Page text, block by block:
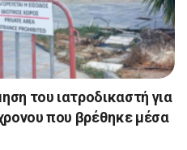
του ιατροδικαστή για
που βρέθηκε μέσα